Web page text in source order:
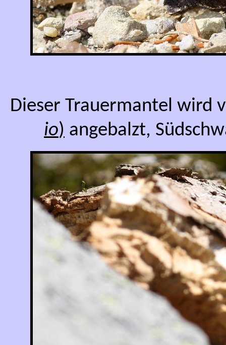
Dieser Trauermantel wird
io) angebalzt,